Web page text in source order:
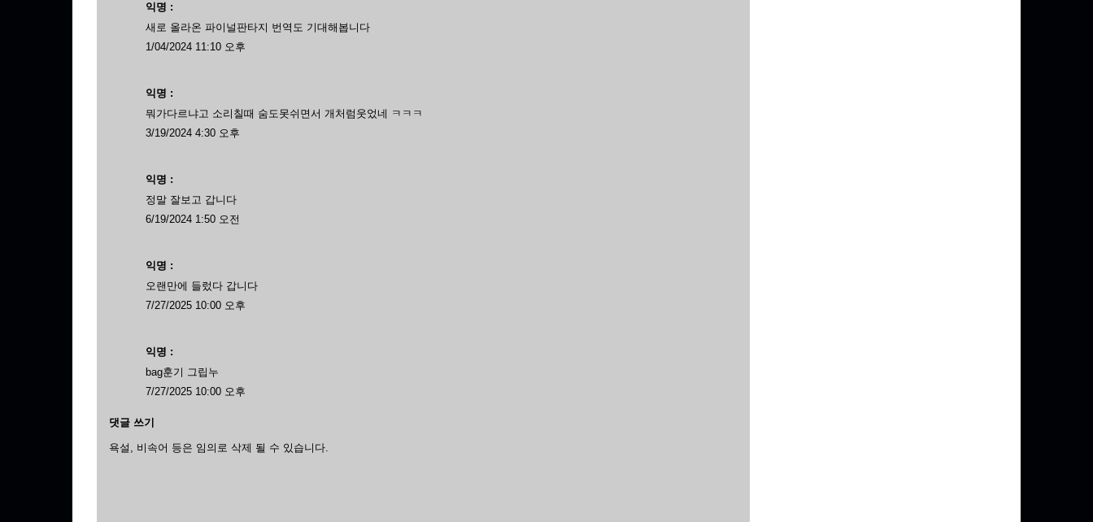
익명 :
새로 올라온 파이널판타지 번역도 기대해봅니다
1/04/2024 11:10 오후
익명 :
뭐가다르냐고 소리칠때 숨도못쉬면서 개처럼웃었네 ㅋㅋㅋ
3/19/2024 4:30 오후
익명 :
정말 잘보고 갑니다
6/19/2024 1:50 오전
익명 :
오랜만에 들렀다 갑니다
7/27/2025 10:00 오후
익명 :
bag훈기 그립누
7/27/2025 10:00 오후
댓글 쓰기
욕설, 비속어 등은 임의로 삭제 될 수 있습니다.